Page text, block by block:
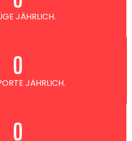
JÄHRLICH.
JÄHRLICH.
0
0